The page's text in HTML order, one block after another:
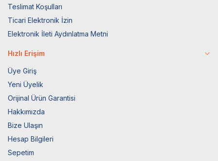
Teslimat Koşulları
Ticari Elektronik İzin
Elektronik İleti Aydınlatma Metni
Hızlı Erişim
Üye Giriş
Yeni Üyelik
Orijinal Ürün Garantisi
Hakkımızda
Bize Ulaşın
Hesap Bilgileri
Sepetim